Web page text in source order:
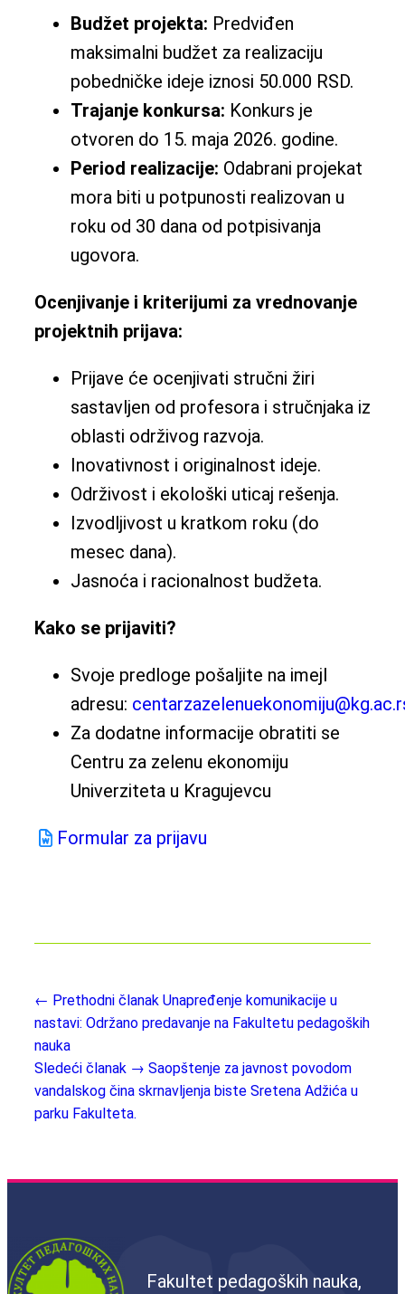
Budžet projekta: Predviđen
maksimalni budžet za realizaciju
pobedničke ideje iznosi 50.000 RSD.
Trajanje konkursa: Konkurs je
otvoren do 15. maja 2026. godine.
Period realizacije: Odabrani projekat
mora biti u potpunosti realizovan u
roku od 30 dana od potpisivanja
ugovora.
Ocenjivanje i kriterijumi za vrednovanje
projektnih prijava:
Prijave će ocenjivati stručni žiri
sastavljen od profesora i stručnjaka iz
oblasti održivog razvoja.
Inovativnost i originalnost ideje.
Održivost i ekološki uticaj rešenja.
Izvodljivost u kratkom roku (do
mesec dana).
Jasnoća i racionalnost budžeta.
Kako se prijaviti?
Svoje predloge pošaljite na imejl
adresu:
Za dodatne informacije obratiti se
Centru za zelenu ekonomiju
Univerziteta u Kragujevcu
Formular za prijavu
← Prethodni članak Unapređenje komunikacije u
nastavi: Održano predavanje na Fakultetu pedagoških
nauka
Sledeći članak → Saopštenje za javnost povodom
vandalskog čina skrnavljenja biste Sretena Adžića u
parku Fakulteta.
Fakultet pedagoških nauka,